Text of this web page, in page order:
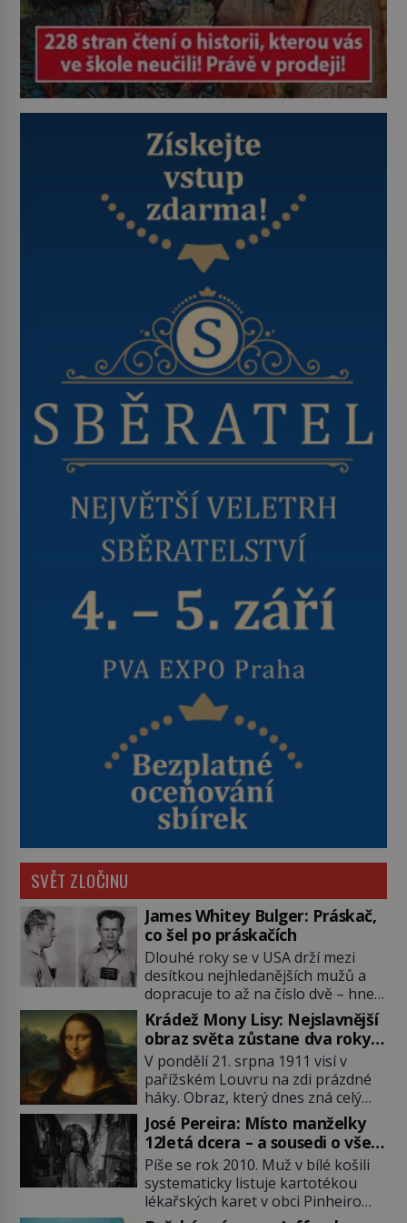
SVĚT ZLOČINU
James Whitey Bulger: Práskač,
co šel po práskačích
Dlouhé roky se v USA drží mezi
desítkou nejhledanějších mužů a
dopracuje to až na číslo dvě – hned
po Usámovi bin Ládinovi (1957–
2011). To je James „Whitey“ Bulger
(1929–2018) viněný ze spoluúčasti
na 19 vraždách, vydírání a lichvy. A
samozřejmě, krom toho je ještě
drogový dealer, který neváhá
odstranit z cesty všechny práskače,
zatímco […]
Krádež Mony Lisy: Nejslavnější
obraz světa zůstane dva roky
nezvěstný
V pondělí 21. srpna 1911 visí v
pařížském Louvru na zdi prázdné
háky. Obraz, který dnes zná celý
svět, je pryč. Zpočátku si nikdo
nemyslí, že jde o krádež.
Zaměstnanci jsou přesvědčeni, že
Mona Lisa je jen v restaurátorské
dílně nebo u fotografa. Když se
ukáže pravda, propukne jeden z
José Pereira: Místo manželky
12letá dcera – a sousedi o všem
vědí!
Píše se rok 2010. Muž v bílé košili
systematicky listuje kartotékou
lékařských karet v obci Pinheiro